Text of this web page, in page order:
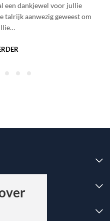
een dankjewel voor jullie
talrijk aanwezig geweest om